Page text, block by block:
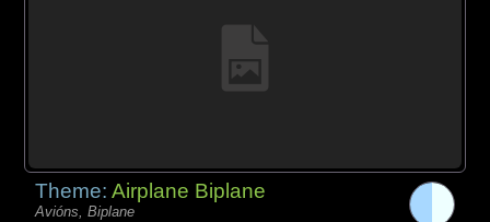
Theme:Airplane Biplane
Avións, Biplane